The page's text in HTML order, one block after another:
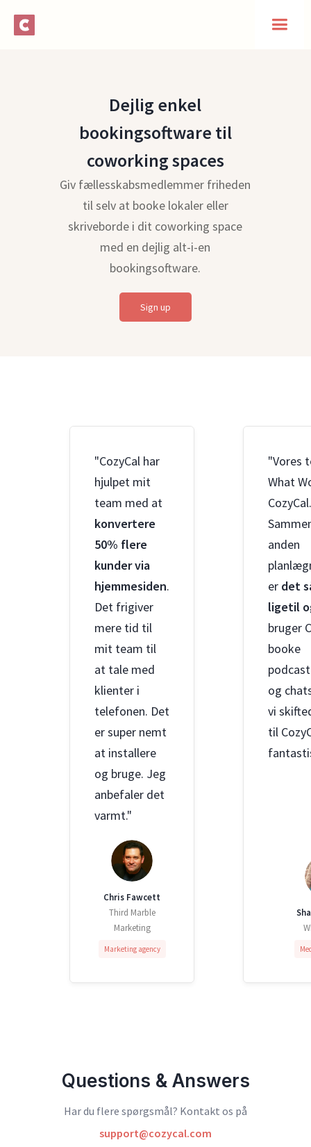
Dejlig enkel
bookingsoftware til
coworking spaces
Giv fællesskabsmedlemmer friheden
til selv at booke lokaler eller
skriveborde i dit coworking space
med en dejlig alt-i-en
bookingsoftware.
Sign up
"CozyCal har
hjulpet mit
team med at
konvertere
50% flere
kunder via
hjemmesiden.
Det frigiver
mere tid til
mit team til
at tale med
klienter i
telefonen. Det
er super nemt
at installere
og bruge. Jeg
anbefaler det
varmt."
Chris Fawcett
Third Marble
Marketing
Marketing agency
"Vores
What
anden
er det
ligetil
bruger
booke
og
vi
til
Questions & Answers
Har du flere spørgsmål? Kontakt os på
support@cozycal.com